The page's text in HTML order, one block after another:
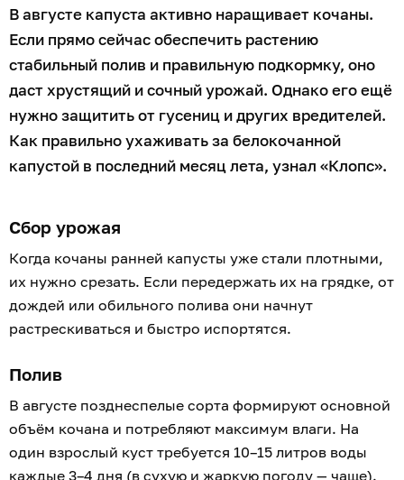
В августе капуста активно наращивает кочаны.
Если прямо сейчас обеспечить растению
стабильный полив и правильную подкормку, оно
даст хрустящий и сочный урожай. Однако его ещё
нужно защитить от гусениц и других вредителей.
Как правильно ухаживать за белокочанной
капустой в последний месяц лета, узнал «Клопс».
Сбор урожая
Когда кочаны ранней капусты уже стали плотными,
их нужно срезать. Если передержать их на грядке, от
дождей или обильного полива они начнут
растрескиваться и быстро испортятся.
Полив
В августе позднеспелые сорта формируют основной
объём кочана и потребляют максимум влаги. На
один взрослый куст требуется 10–15 литров воды
каждые 3–4 дня (в сухую и жаркую погоду — чаще).